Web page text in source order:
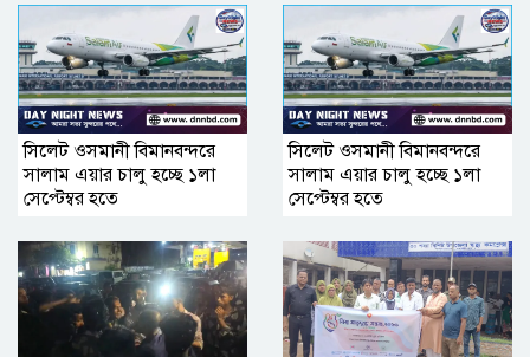
সিলেট ওসমানী বিমানবন্দরে
সালাম এয়ার চালু হচ্ছে ১লা
সেপ্টেম্বর হতে
সিলেট ওসমানী বিমানবন্দরে
সালাম এয়ার চালু হচ্ছে ১লা
সেপ্টেম্বর হতে